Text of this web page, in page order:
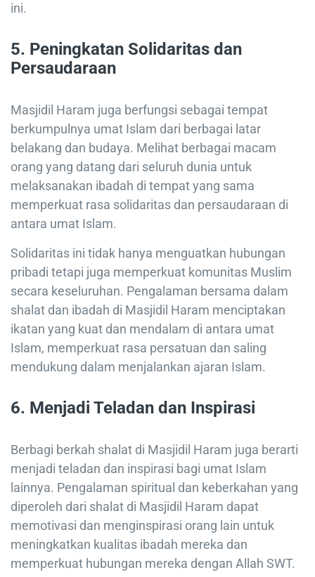
ini.
5. Peningkatan Solidaritas dan
Persaudaraan
Masjidil Haram juga berfungsi sebagai tempat
berkumpulnya umat Islam dari berbagai latar
belakang dan budaya. Melihat berbagai macam
orang yang datang dari seluruh dunia untuk
melaksanakan ibadah di tempat yang sama
memperkuat rasa solidaritas dan persaudaraan di
antara umat Islam.
Solidaritas ini tidak hanya menguatkan hubungan
pribadi tetapi juga memperkuat komunitas Muslim
secara keseluruhan. Pengalaman bersama dalam
shalat dan ibadah di Masjidil Haram menciptakan
ikatan yang kuat dan mendalam di antara umat
Islam, memperkuat rasa persatuan dan saling
mendukung dalam menjalankan ajaran Islam.
6. Menjadi Teladan dan Inspirasi
Berbagi berkah shalat di Masjidil Haram juga berarti
menjadi teladan dan inspirasi bagi umat Islam
lainnya. Pengalaman spiritual dan keberkahan yang
diperoleh dari shalat di Masjidil Haram dapat
memotivasi dan menginspirasi orang lain untuk
meningkatkan kualitas ibadah mereka dan
memperkuat hubungan mereka dengan Allah SWT.